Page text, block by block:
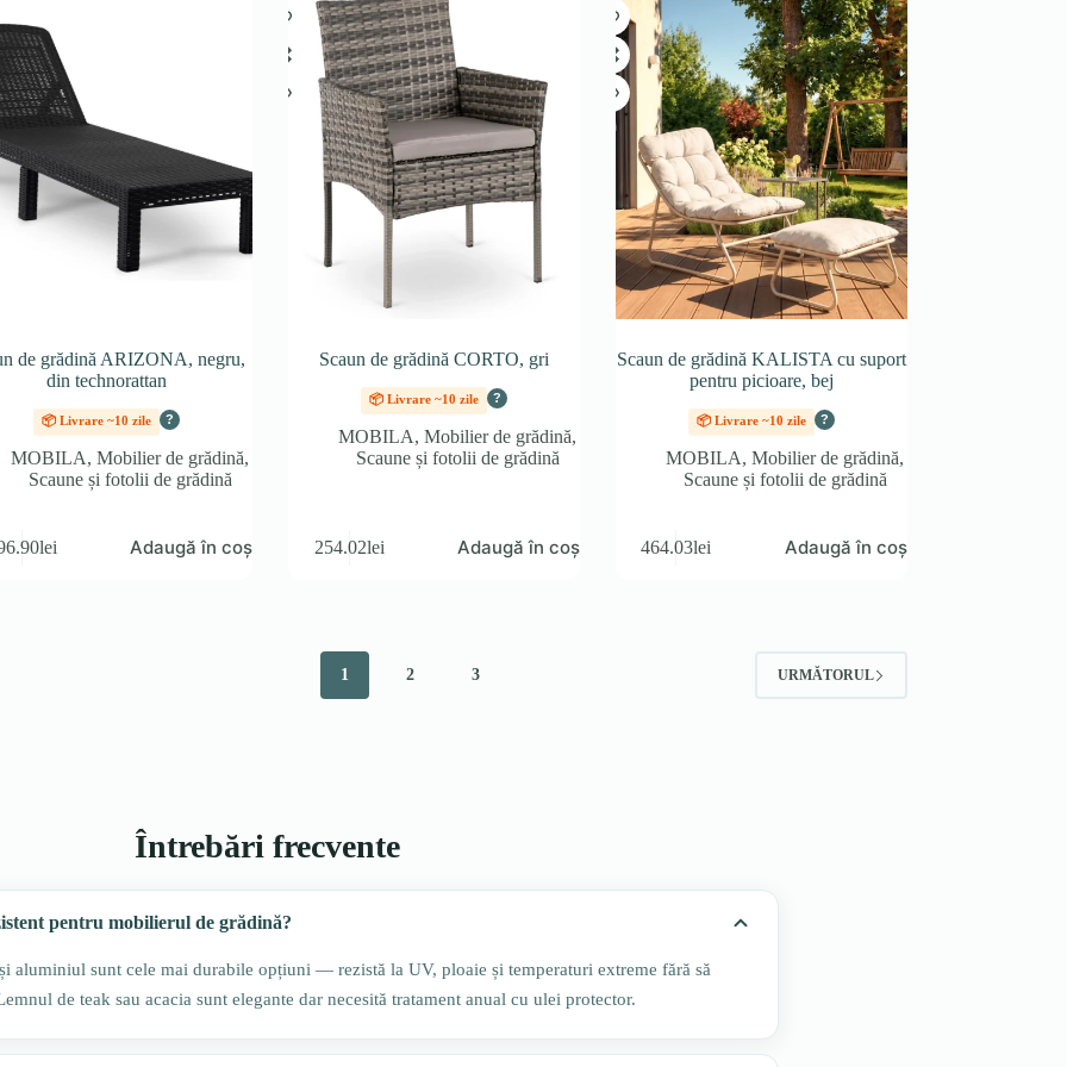
de grădină ARIZONA, negru,
din technorattan
📦 Livrare ~10 zile ?
MOBILA,Mobilier de grădină,
Scaune și fotolii de grădină
lei Adaugă în coș
Scaun de grădină CORTO, gri
📦 Livrare ~10 zile ?
MOBILA,Mobilier de grădină,
Scaune și fotolii de grădină
254.02lei Adaugă în coș
Scaun de grădină KALISTA cu suport
pentru picioare, bej
📦 Livrare ~10 zile ?
MOBILA,Mobilier de grădină,
Scaune și fotolii de grădină
464.03lei Adaugă în coș
1 2 3 URMĂTORUL
Întrebări frecvente
pentru mobilierul de grădină?
aluminiul sunt cele mai durabile opțiuni — rezistă la UV, ploaie și temperaturi extreme fără să
de teak sau acacia sunt elegante dar necesită tratament anual cu ulei protector.